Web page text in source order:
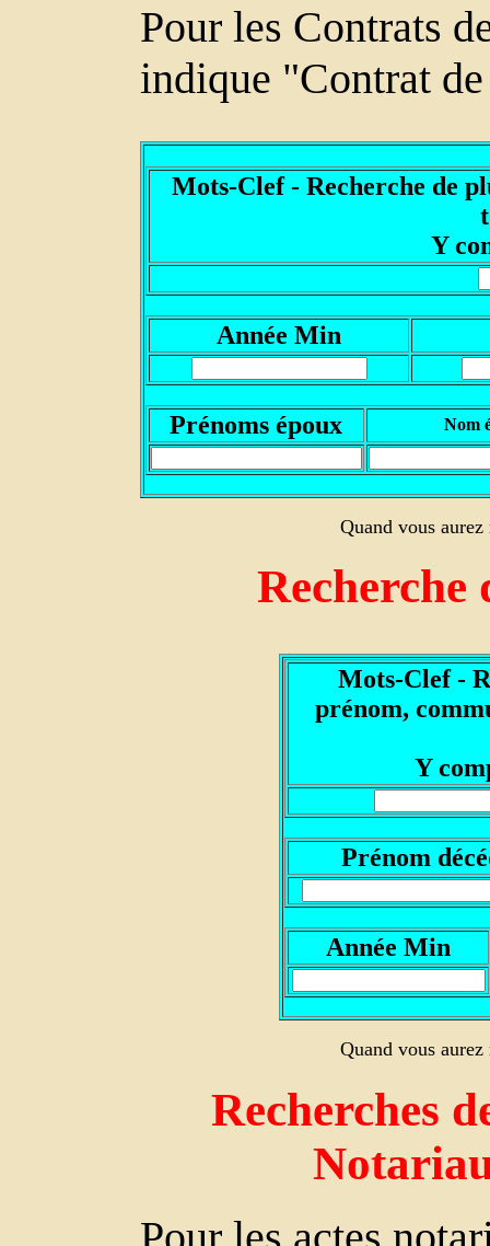
Pour les Contrats
indique "Contrat
Mots-Clef - Recherche de
Y
Année Min
Prénoms époux Nom
Quand vous
Recherche
Mots-Clef -
prénom,
Y
Prénom
Année Min
Quand vous
Recherches